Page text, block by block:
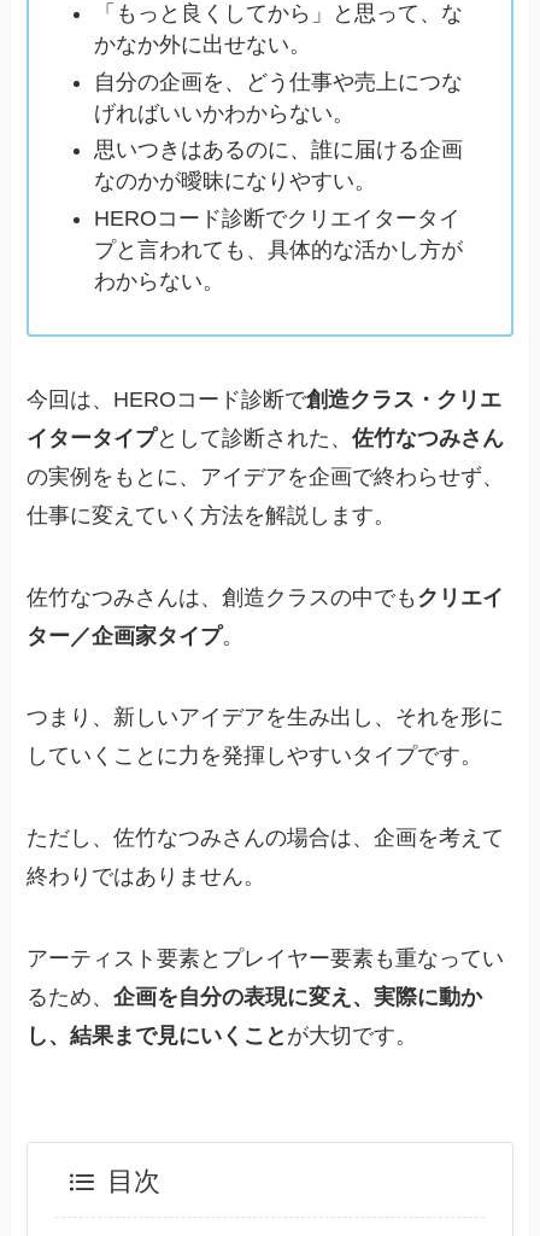
「もっと良くしてから」と思って、な
かなか外に出せない。
自分の企画を、どう仕事や売上につな
げればいいかわからない。
思いつきはあるのに、誰に届ける企画
なのかが曖昧になりやすい。
HEROコード診断でクリエイタータイ
プと言われても、具体的な活かし方が
わからない。
今回は、HEROコード診断で創造クラス・クリエ
イタータイプとして診断された、佐竹なつみさん
の実例をもとに、アイデアを企画で終わらせず、
仕事に変えていく方法を解説します。
佐竹なつみさんは、創造クラスの中でも クリエイ
ター／企画家タイプ。
つまり、新しいアイデアを生み出し、それを形に
していくことに力を発揮しやすいタイプです。
ただし、佐竹なつみさんの場合は、企画を考えて
終わりではありません。
アーティスト要素とプレイヤー要素も重なってい
るため、企画を自分の表現に変え、実際に動か
し、結果まで見にいくこと が大切です。
目次